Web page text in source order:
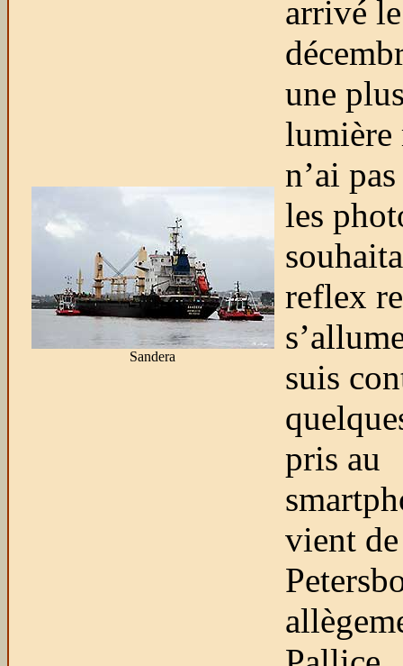
Sandera
arrivé
une
lumière
n’ai
les
reflex
suis
pris au
vient